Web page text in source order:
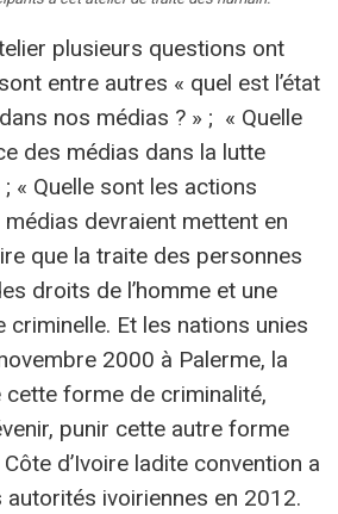
plusieurs questions ont
entre autres « quel est l’état
nos médias ? » ; « Quelle
des médias dans la lutte
« Quelle sont les actions
devraient mettent en
que la traite des personnes
droits de l’homme et une
Et les nations unies
2000 à Palerme, la
forme de criminalité,
punir cette autre forme
Côte d’Ivoire ladite convention a
ivoiriennes en 2012.